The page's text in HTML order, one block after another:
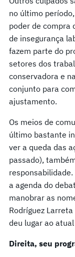
no último
poder de compra
de insegurança
fazem parte do
setores dos
conservadora e
conjunto para
ajustamento.
Os meios de
último bastante
ver a queda das
passado),
a agenda do
manobrar as
Rodríguez
deu lugar ao
Direita, seu